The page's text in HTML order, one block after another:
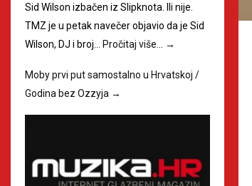
Sid Wilson izbačen iz Slipknota. Ili nije.
TMZ je u petak navečer objavio da je Sid
Wilson, DJ i broj…
Pročitaj više… →
Moby prvi put samostalno u Hrvatskoj /
Godina bez Ozzyja →